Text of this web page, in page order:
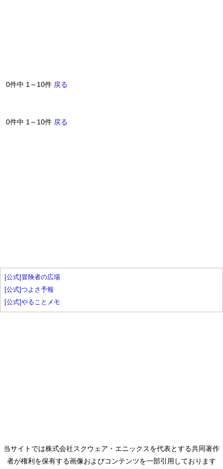
0件中 1～10件 戻る
0件中 1～10件 戻る
[公式]冒険者の広場
[公式]つよさ予報
[公式]やることメモ
当サイトでは株式会社スクウェア・エニックスを代表とする共同著作
者が権利を保有する画像およびコンテンツを一部引用しております